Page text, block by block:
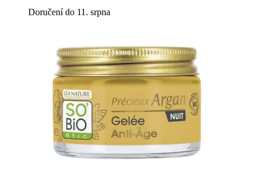
Doručení do 11. srpna